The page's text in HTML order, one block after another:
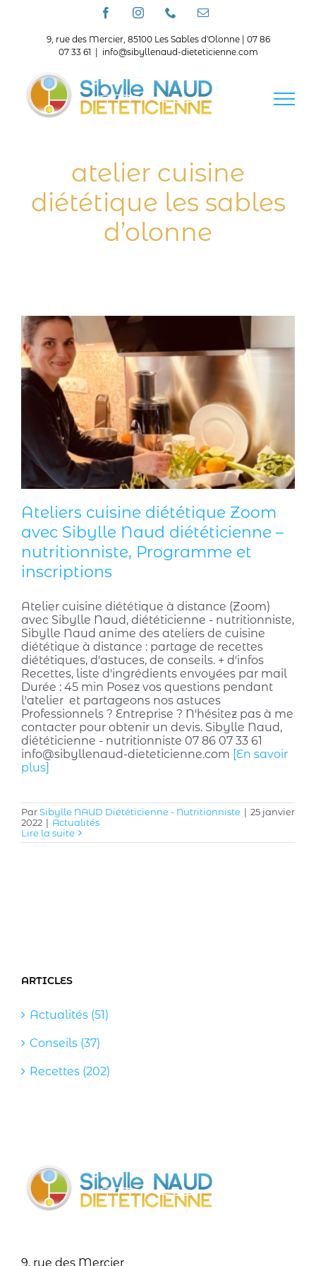
FacebookInstagramTéléphoneEmail
9, rue des Mercier, 85100 Les Sables d'Olonne | 07 86
07 33 61
info@sibyllenaud-dieteticienne.com
atelier cuisine
diététique les sables
d’olonne
Ateliers cuisine diététique Zoom
avec Sibylle Naud diététicienne –
nutritionniste, Programme et
inscriptions
Atelier cuisine diététique à distance (Zoom)
avec Sibylle Naud, diététicienne - nutritionniste,
Sibylle Naud anime des ateliers de cuisine
diététique à distance : partage de recettes
diététiques, d'astuces, de conseils. + d'infos
Recettes, liste d'ingrédients envoyées par mail
Durée : 45 min Posez vos questions pendant
l'atelier et partageons nos astuces
Professionnels ? Entreprise ? N'hésitez pas à me
contacter pour obtenir un devis. Sibylle Naud,
diététicienne - nutritionniste 07 86 07 33 61
info@sibyllenaud-dieteticienne.com [En savoir
plus]
ParSibylle NAUD Diététicienne - Nutritionniste | 25 janvier
2022 | Actualités
Lire la suite
ARTICLES
Actualités (51)
Conseils (37)
Recettes (202)
9, rue des Mercier